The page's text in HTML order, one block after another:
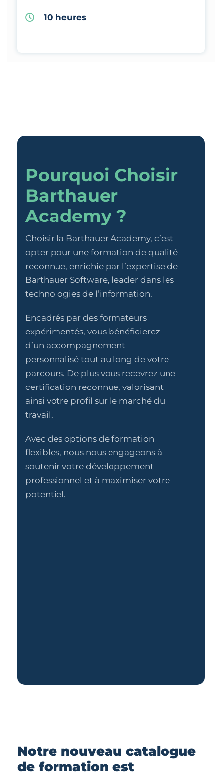
10 heures
Pourquoi Choisir
Barthauer
Academy ?
Choisir la Barthauer Academy, c’est
opter pour une formation de qualité
reconnue, enrichie par l’expertise de
Barthauer Software, leader dans les
technologies de l’information.
Encadrés par des formateurs
expérimentés, vous bénéficierez
d’un accompagnement
personnalisé tout au long de votre
parcours. De plus vous recevrez une
certification reconnue, valorisant
ainsi votre profil sur le marché du
travail.
Avec des options de formation
flexibles, nous nous engageons à
soutenir votre développement
professionnel et à maximiser votre
potentiel.
Notre nouveau catalogue
de formation est